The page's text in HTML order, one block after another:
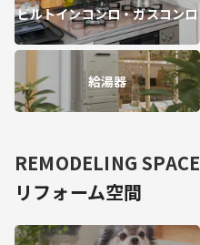
ビルトインコンロ・ガスコンロ
給湯器
REMODELING SPACE
リフォーム空間